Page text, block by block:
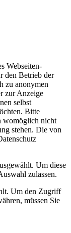
Webseiten-
den Betrieb der
zu anonymen
zur Anzeige
selbst
Bitte
womöglich nicht
stehen. Die von
Um diese
zulassen.
Um den Zugriff
müssen Sie